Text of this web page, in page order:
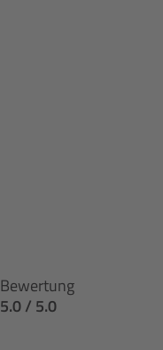
Bewertung
5.0 / 5.0